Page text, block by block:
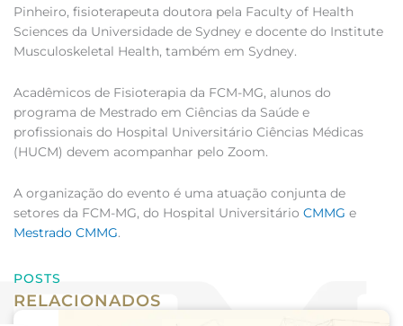
Pinheiro, fisioterapeuta doutora pela Faculty of Health
Sciences da Universidade de Sydney e docente do Institute
Musculoskeletal Health, também em Sydney.
Acadêmicos de Fisioterapia da FCM-MG, alunos do
programa de Mestrado em Ciências da Saúde e
profissionais do Hospital Universitário Ciências Médicas
(HUCM) devem acompanhar pelo Zoom.
A organização do evento é uma atuação conjunta de
setores da FCM-MG, do Hospital Universitário CMMG e
Mestrado CMMG.
POSTS
RELACIONADOS